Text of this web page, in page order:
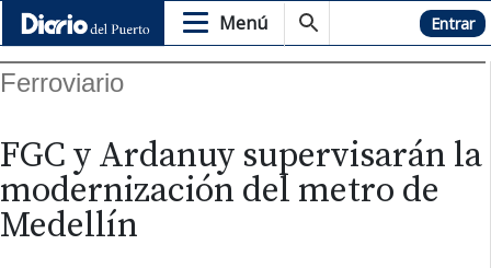
Menú Hemeroteca Entrar
Ferroviario
FGC y Ardanuy supervisarán la
modernización del metro de
Medellín